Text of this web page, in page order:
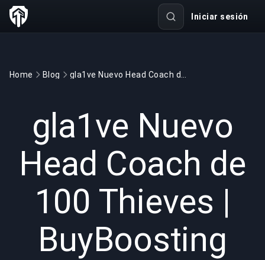
Iniciar sesión
Home Blog
gla1ve Nuevo
Head Coach de
100 Thieves |
BuyBoosting